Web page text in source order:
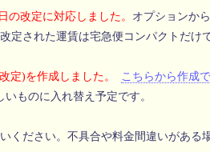
の改定に対応しました。 オプションか
定された運賃は宅急便コンパクトだけで
定)を作成しました。 こちらから作成で
ものに入れ替え予定です。
ください。不具合や料金間違いがある